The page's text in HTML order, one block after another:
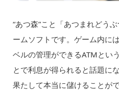
“あつ森”こと「あつまれどう
ームソフトです。ゲーム内に
ベルの管理ができるATMとい
とで利息が得られると話題に
果たして本当に儲けることが